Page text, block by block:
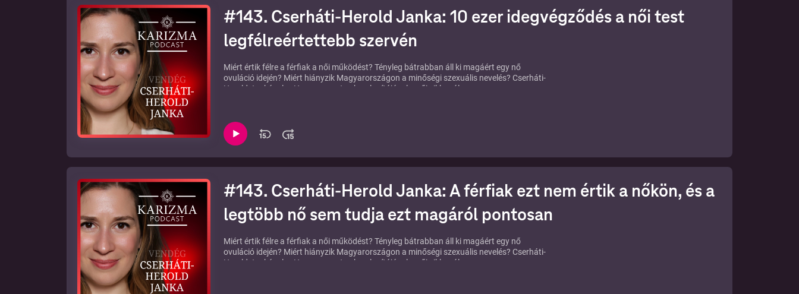
#143. Cserháti-Herold Janka: 10 ezer idegvégződés a női test
legfélreértettebb szervén
Miért értik félre a férfiak a női működést? Tényleg bátrabban áll ki magáért egy nő
ovuláció idején? Miért hiányzik Magyarországon a minőségi szexuális nevelés? Cserháti-
Herold Jankával, a Hormonmentes.hu alapítójával a női ciklusról, a
Fedezd fel a ladea.hu női szexwellness shopot, ahol első vásárlásodból 10% kedvezményt
kapsz a KARIZMA10 kuponkóddal.
Jegyzetek az adáshoz itt:
#143. Cserháti-Herold Janka: A férfiak ezt nem értik a nőkön, és a
legtöbb nő sem tudja ezt magáról pontosan
Miért értik félre a férfiak a női működést? Tényleg bátrabban áll ki magáért egy nő
ovuláció idején? Miért hiányzik Magyarországon a minőségi szexuális nevelés? Cserháti-
Herold Jankával, a Hormonmentes.hu alapítójával a női ciklusról, a